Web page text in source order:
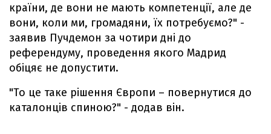
країни, де вони не мають компетенції, але де
вони, коли ми, громадяни, їх потребуємо?" -
заявив Пучдемон за чотири дні до
референдуму, проведення якого Мадрид
обіцяє не допустити.
"То це таке рішення Європи – повернутися до
каталонців спиною?" - додав він.